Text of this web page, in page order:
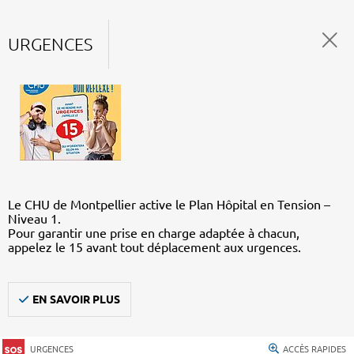
URGENCES
Le CHU de Montpellier active le Plan Hôpital en Tension –
Niveau 1.
Pour garantir une prise en charge adaptée à chacun,
appelez le 15 avant tout déplacement aux urgences.
EN SAVOIR PLUS
URGENCES ACCÈS RAPIDES